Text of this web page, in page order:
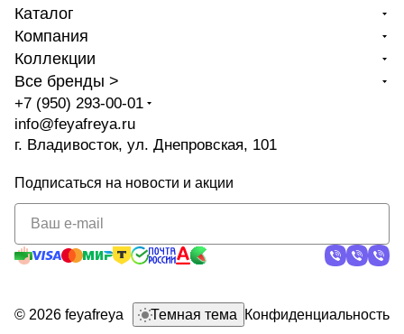
Каталог
Компания
Коллекции
Все бренды >
+7 (950) 293-00-01
info@feyafreya.ru
г. Владивосток, ул. Днепровская, 101
Подписаться на новости и акции
© 2026 feyafreya Темная тема Конфиденциальность